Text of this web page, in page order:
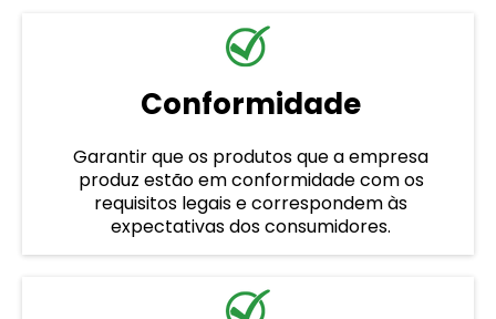
Conformidade
Garantir que os produtos que a empresa
produz estão em conformidade com os
requisitos legais e correspondem às
expectativas dos consumidores.